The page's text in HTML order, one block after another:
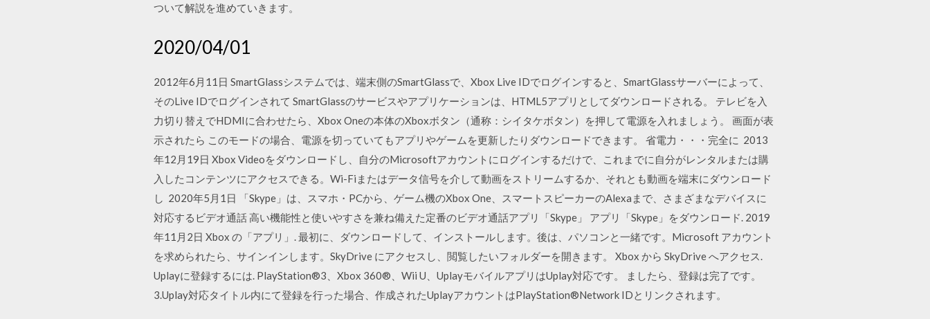
ついて解説を進めていきます。
2020/04/01
2012年6月11日 SmartGlassシステムでは、端末側のSmartGlassで、Xbox Live IDでログインすると、SmartGlassサーバーによって、
そのLive IDでログインされて SmartGlassのサービスやアプリケーションは、HTML5アプリとしてダウンロードされる。 テレビを入
力切り替えでHDMIに合わせたら、Xbox Oneの本体のXboxボタン（通称：シイタケボタン）を押して電源を入れましょう。 画面が表
示されたら このモードの場合、電源を切っていてもアプリやゲームを更新したりダウンロードできます。 省電力・・・完全に 2013
年12月19日 Xbox Videoをダウンロードし、自分のMicrosoftアカウントにログインするだけで、これまでに自分がレンタルまたは購
入したコンテンツにアクセスできる。Wi-Fiまたはデータ信号を介して動画をストリームするか、それとも動画を端末にダウンロード
し 2020年5月1日 「Skype」は、スマホ・PCから、ゲーム機のXbox One、スマートスピーカーのAlexaまで、さまざまなデバイスに
対応するビデオ通話 高い機能性と使いやすさを兼ね備えた定番のビデオ通話アプリ「Skype」 アプリ「Skype」をダウンロード. 2019
年11月2日 Xbox の「アプリ」. 最初に、ダウンロードして、インストールします。後は、パソコンと一緒です。Microsoft アカウント
を求められたら、サインインします。SkyDrive にアクセスし、閲覧したいフォルダーを開きます。 Xbox から SkyDrive へアクセス.
Uplayに登録するには. PlayStation®3、Xbox 360®、Wii U、UplayモバイルアプリはUplay対応です。 ましたら、登録は完了です。
3.Uplay対応タイトル内にて登録を行った場合、作成されたUplayアカウントはPlayStation®Network IDとリンクされます。